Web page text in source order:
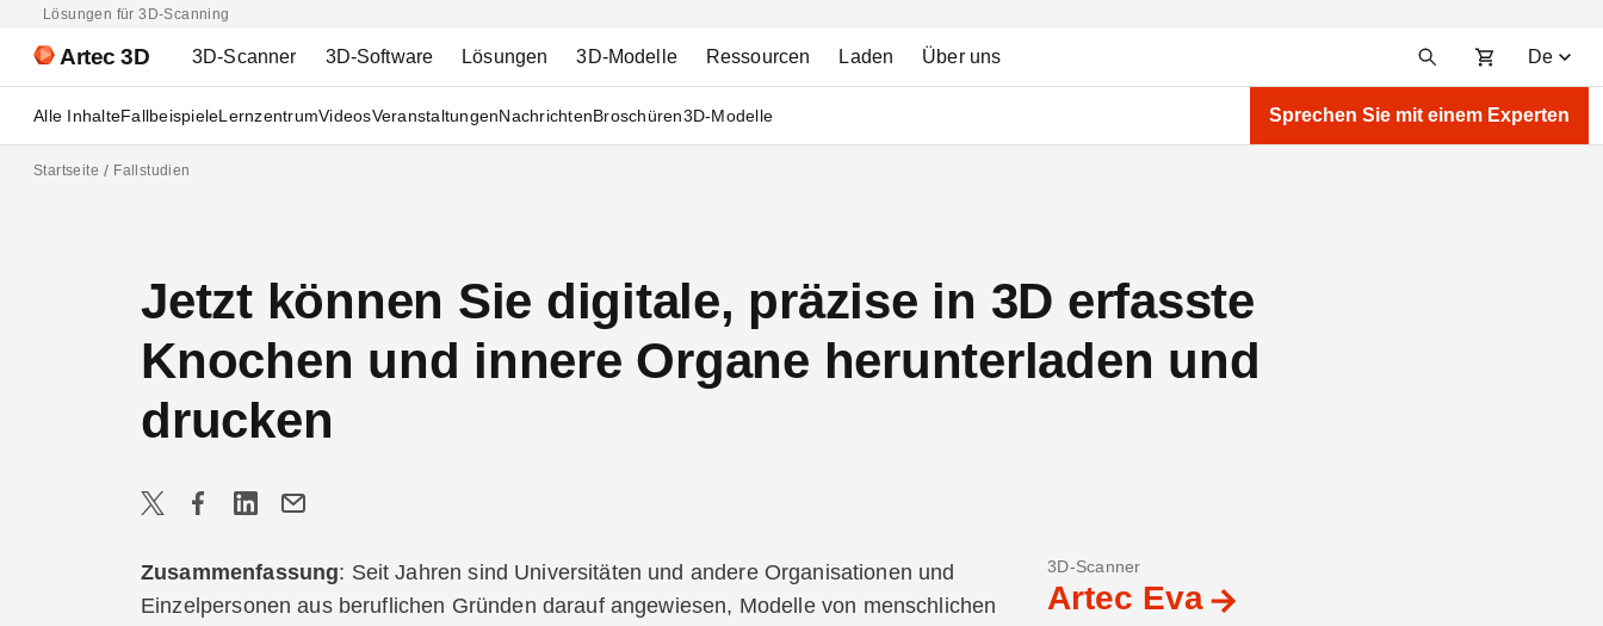
Lösungen für 3D-Scanning
Artec 3D 3D-Scanner 3D-Software Lösungen 3D-Modelle Ressourcen Laden Über uns De
Alle InhalteFallbeispieleLernzentrumVideosVeranstaltungenNachrichtenBroschüren3D-Modelle Sprechen Sie mit einem Experten
Startseite Fallstudien
Jetzt können Sie digitale, präzise in 3D erfasste
Knochen und innere Organe herunterladen und
drucken
3D-Scanner
Artec Eva
Zusammenfassung: Seit Jahren sind Universitäten und andere Organisationen und
Einzelpersonen aus beruflichen Gründen darauf angewiesen, Modelle von menschlichen